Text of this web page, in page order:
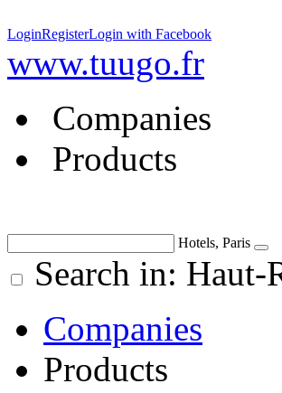
LoginRegisterLogin with Facebook
www.tuugo.fr
Companies
Products
Hotels, Paris
Search in: Haut-
Companies
Products